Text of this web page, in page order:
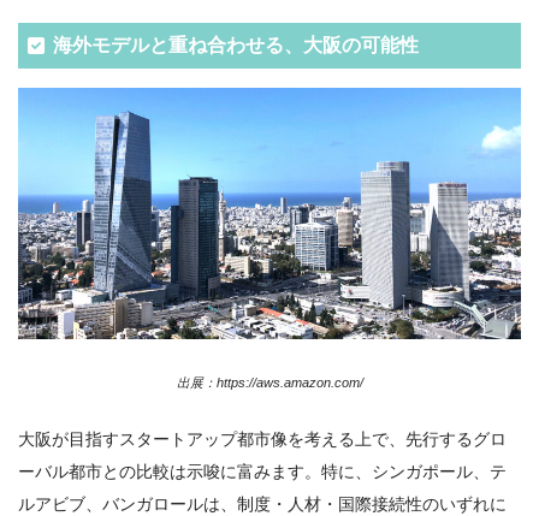
海外モデルと重ね合わせる、大阪の可能性
出展：https://aws.amazon.com/
大阪が目指すスタートアップ都市像を考える上で、先行するグロ
ーバル都市との比較は示唆に富みます。特に、シンガポール、テ
ルアビブ、バンガロールは、制度・人材・国際接続性のいずれに